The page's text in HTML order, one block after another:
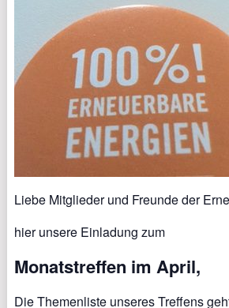
Liebe Mitglieder und Freunde der
hier unsere Einladung zum
Monatstreffen im April,
Die Themenliste unseres Treffens